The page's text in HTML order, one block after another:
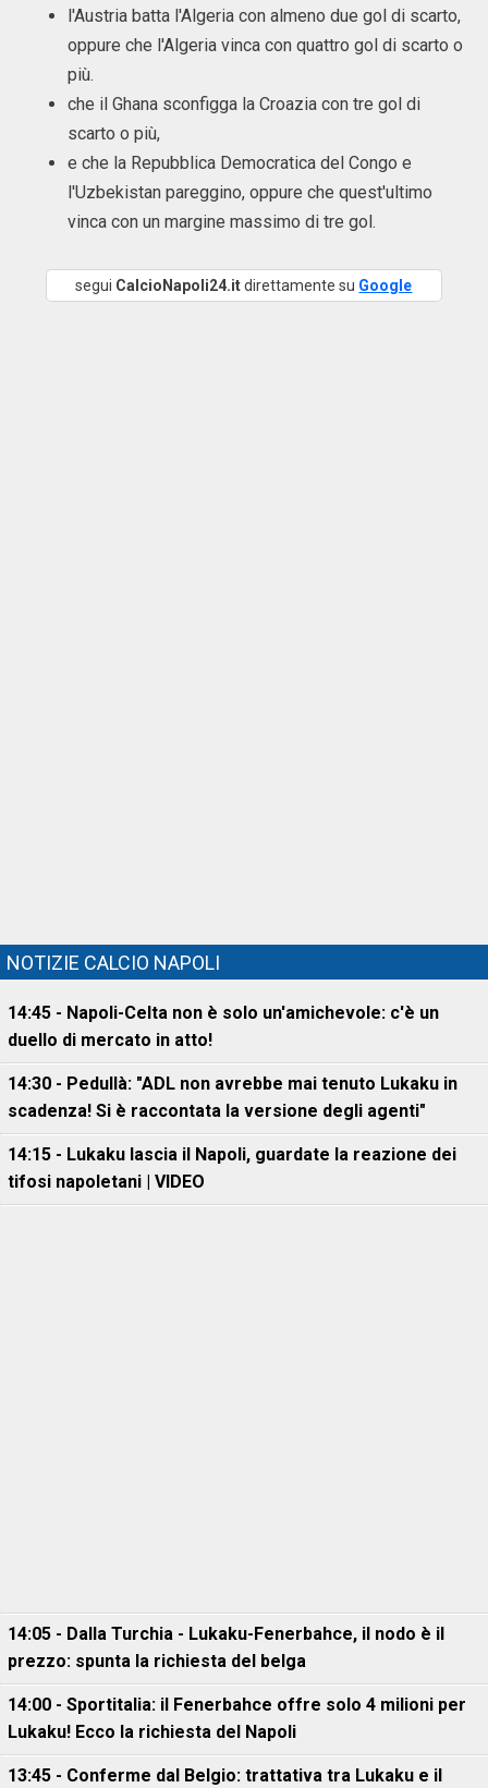
l'Austria batta l'Algeria con almeno due gol di scarto,
oppure che l'Algeria vinca con quattro gol di scarto o
più.
che il Ghana sconfigga la Croazia con tre gol di
scarto o più,
e che la Repubblica Democratica del Congo e
l'Uzbekistan pareggino, oppure che quest'ultimo
vinca con un margine massimo di tre gol.
segui CalcioNapoli24.itdirettamente su Google
NOTIZIE CALCIO NAPOLI
14:45 - Napoli-Celta non è solo un'amichevole: c'è un
duello di mercato in atto!
14:30 - Pedullà: "ADL non avrebbe mai tenuto Lukaku in
scadenza! Si è raccontata la versione degli agenti"
14:15 - Lukaku lascia il Napoli, guardate la reazione dei
tifosi napoletani | VIDEO
14:05 - Dalla Turchia - Lukaku-Fenerbahce, il nodo è il
prezzo: spunta la richiesta del belga
14:00 - Sportitalia: il Fenerbahce offre solo 4 milioni per
Lukaku! Ecco la richiesta del Napoli
13:45 - Conferme dal Belgio: trattativa tra Lukaku e il